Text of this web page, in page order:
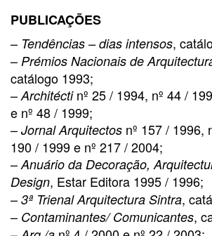
PUBLICAÇÕES
– Tendências – dias intensos,
– Prémios Nacionais de
catálogo 1993;
– Architécti nº 25 / 1994, nº 44 /
e nº 48 / 1999;
– Jornal Arquitectos nº 157 / 1996,
190 / 1999 e nº 217 / 2004;
– Anuário da Decoração,
Design, Estar Editora 1995 / 1996;
– 3ª Trienal Arquitectura Sintra,
– Contaminantes/ Comunicantes,